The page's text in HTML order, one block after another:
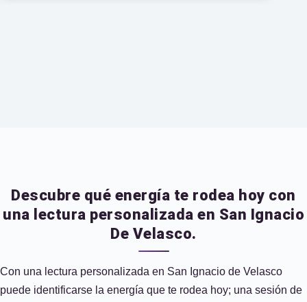
Descubre qué energía te rodea hoy con
una lectura personalizada en San Ignacio
De Velasco.
Con una lectura personalizada en San Ignacio de Velasco
puede identificarse la energía que te rodea hoy; una sesión de